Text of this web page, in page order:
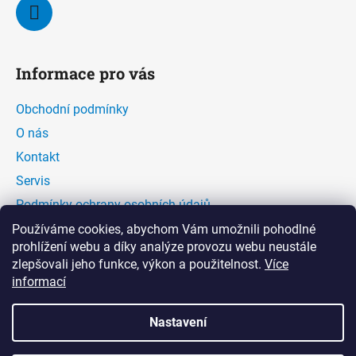
Používáme cookies, abychom Vám umožnili pohodlné
prohlížení webu a díky analýze provozu webu neustále
zlepšovali jeho funkce, výkon a použitelnost. Více
informací
Nastavení
Informace pro vás
Obchodní podmínky
O nás
Kontakt
Servis
Podmínky ochrany osobních údajů
Kontaktní formulář
Facebook